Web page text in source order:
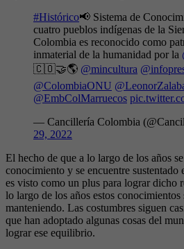
#Histórico📢 Sistema de
cuatro pueblos indígenas de la
Colombia es reconocido como
inmaterial de la humanidad por la
🇨🇴🤝🌎 @mincultura
@ColombiaONU
@EmbColMarruecos
— Cancillería Colombia
29, 2022
El hecho de que a lo largo de los años
conocimiento y se encuentre sustentado
es visto como un plus para lograr dicho
lo largo de los años estos conocimientos
manteniendo. Las costumbres siguen
que han adoptado algunas cosas del
lograr ese equilibrio.